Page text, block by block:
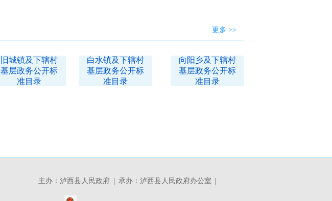
更多 >>
旧城镇及下辖村
基层政务公开标
准目录
白水镇及下辖村
基层政务公开标
准目录
向阳乡及下辖村
基层政务公开标
准目录
主办：泸西县人民政府 承办：泸西县人民政府办公室